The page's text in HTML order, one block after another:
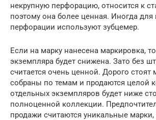
некрупную перфорацию, относится к
поэтому она более ценная. Иногда для
перфорации используют зубцемер.
Если на марку нанесена маркировка,
экземпляра будет снижена. Зато без
считается очень ценной. Дорого стоят
собраны по темам и продаются целой
отдельных экземпляров будет ниже
полноценной коллекции.
продажи считаются уникальные